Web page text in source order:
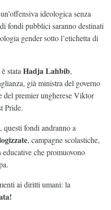
ideologica senza
di fondi pubblici saranno destinati
gender sotto l’etichetta di
stata Hadja Lahbib,
già ministra del governo
del premier ungherese Viktor
Pride.
fondi andranno a
, campagne scolastiche,
educative che promuovono
ai diritti umani: la